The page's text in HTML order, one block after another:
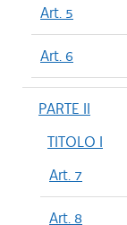
Art. 5
Art. 6
PARTE II
TITOLO I
Art. 7
Art. 8